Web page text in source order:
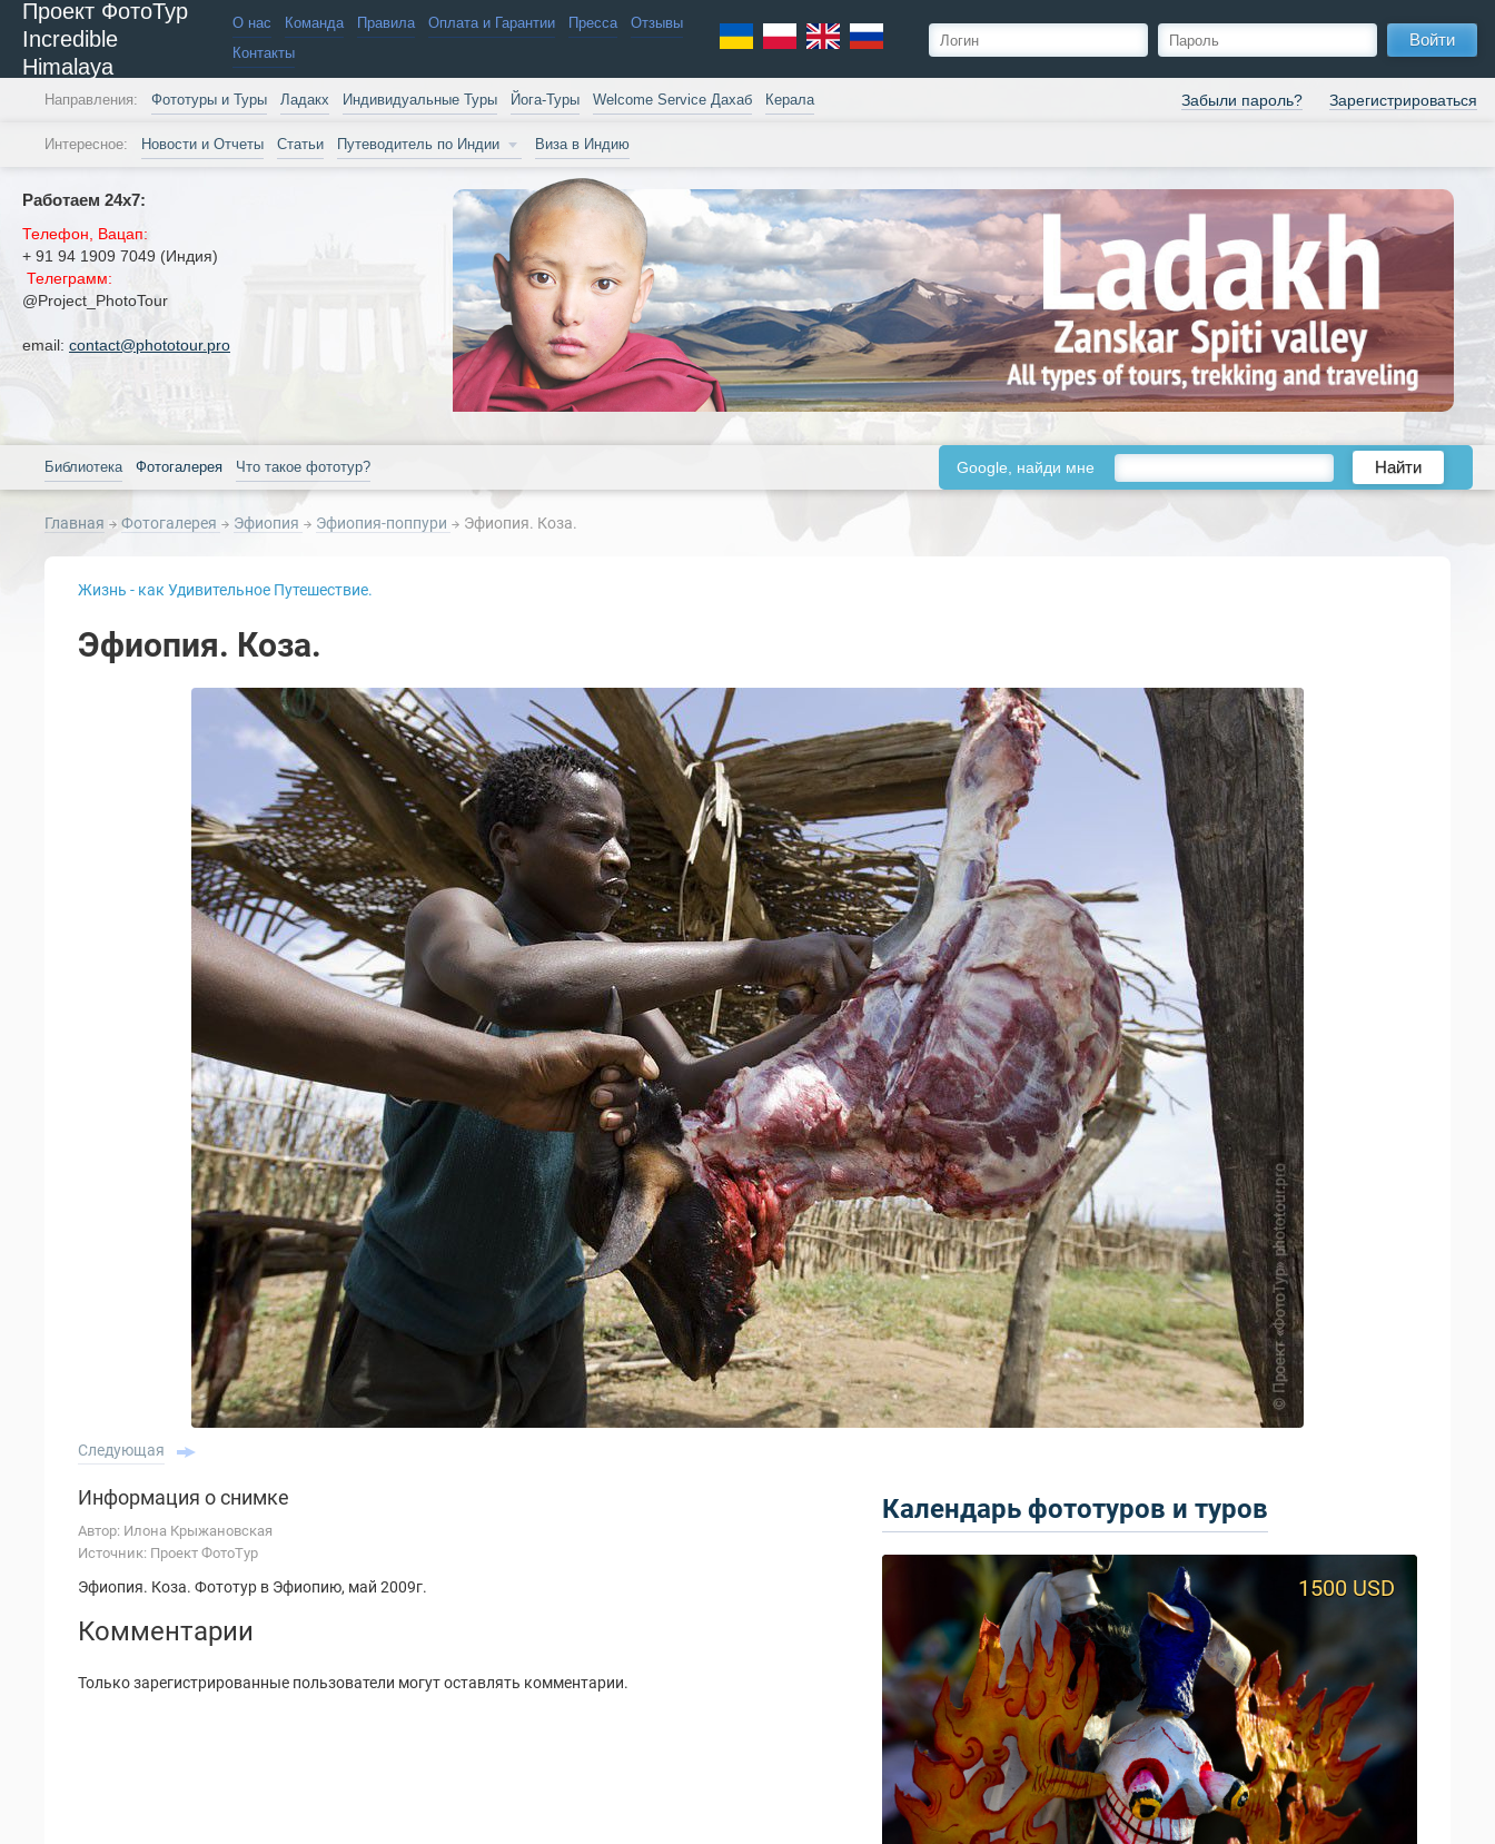
Проект ФотоТур
Incredible
Himalaya
О нас Команда Правила Оплата и Гарантии Пресса
Отзывы
Контакты
Войти
Забыли пароль? Зарегистрироваться
Направления: Фототуры и Туры Ладакх Индивидуальные Туры Йога-Туры Welcome Service Дахаб Керала
Интересное: Новости и Отчеты Статьи Путеводитель по Индии Виза в Индию
Работаем 24х7:
Телефон, Вацап:
+ 91 94 1909 7049 (Индия)
Телеграмм:
@Project_PhotoTour
email: contact@phototour.pro
Библиотека Фотогалерея Что такое фототур? Google, найди мне Найти
Главная Фотогалерея Эфиопия Эфиопия-поппури Эфиопия. Коза.
Жизнь - как Удивительное Путешествие.
Эфиопия. Коза.
Следующая
Информация о снимке
Автор: Илона Крыжановская
Источник: Проект ФотоТур
Эфиопия. Коза. Фототур в Эфиопию, май 2009г.
Комментарии
Только зарегистрированные пользователи могут оставлять комментарии.
Календарь фототуров и туров
950 USD
1500 USD